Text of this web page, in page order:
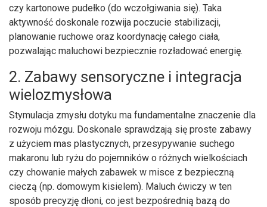
czy kartonowe pudełko (do wczołgiwania się). Taka
aktywność doskonale rozwija poczucie stabilizacji,
planowanie ruchowe oraz koordynację całego ciała,
pozwalając maluchowi bezpiecznie rozładować energię.
2. Zabawy sensoryczne i integracja
wielozmysłowa
Stymulacja zmysłu dotyku ma fundamentalne znaczenie dla
rozwoju mózgu. Doskonale sprawdzają się proste zabawy
z użyciem mas plastycznych, przesypywanie suchego
makaronu lub ryżu do pojemników o różnych wielkościach
czy chowanie małych zabawek w misce z bezpieczną
cieczą (np. domowym kisielem). Maluch ćwiczy w ten
sposób precyzję dłoni, co jest bezpośrednią bazą do